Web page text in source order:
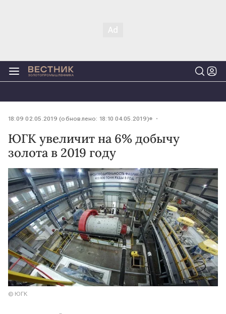
18:09 02.05.2019 (обновлено: 18:10 04.05.2019)
ЮГК увеличит на 6% добычу
золота в 2019 году
© ЮГК